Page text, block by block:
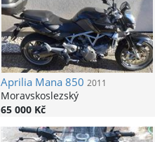
ApriliaMana 850 2011
Moravskoslezský
65 000 Kč